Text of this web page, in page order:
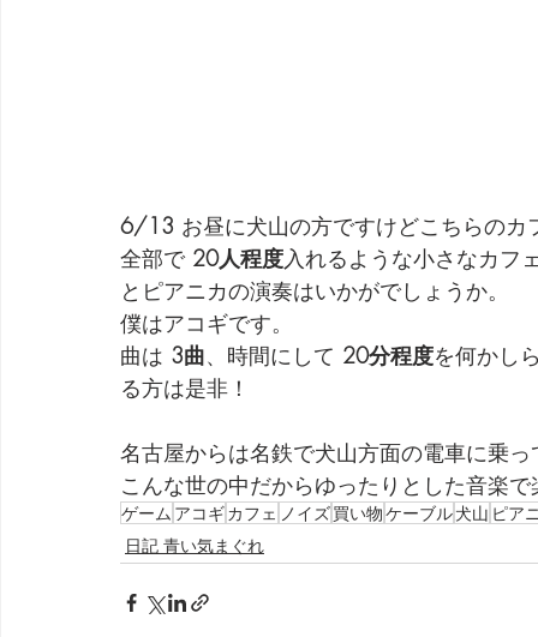
6/13 お昼に犬山の方ですけどこちらの
全部で 20人程度入れるような小さなカフ
とピアニカの演奏はいかがでしょうか。
僕はアコギです。
曲は 3曲、時間にして 20分程度を何かし
る方は是非！
名古屋からは名鉄で犬山方面の電車に乗
こんな世の中だからゆったりとした音楽
ゲーム アコギカフェ ノイズ買い物ケーブル犬山 ピア
日記 青い気まぐれ